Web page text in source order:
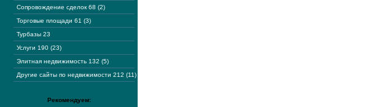
Сопровождение сделок 68 (2)
Торговые площади 61 (3)
Турбазы 23
Услуги 190 (23)
Элитная недвижимость 132 (5)
Другие сайты по недвижимости 212 (11)
Рекомендуем: